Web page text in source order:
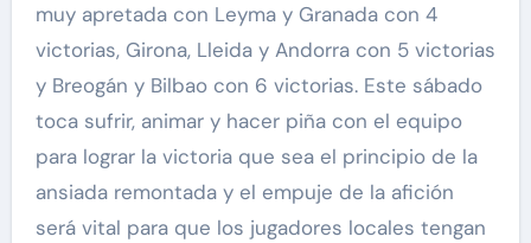
muy apretada con Leyma y Granada con 4
victorias, Girona, Lleida y Andorra con 5 victorias
y Breogán y Bilbao con 6 victorias. Este sábado
toca sufrir, animar y hacer piña con el equipo
para lograr la victoria que sea el principio de la
ansiada remontada y el empuje de la afición
será vital para que los jugadores locales tengan